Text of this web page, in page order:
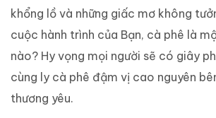
khổng lồ và những giấc mơ không
cuộc hành trình của Bạn, cà phê là
nào? Hy vọng mọi người sẽ có giây
cùng ly cà phê đậm vị cao nguyên
thương yêu.